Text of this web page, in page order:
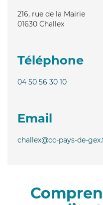
216, rue de la Mairie
01630 Challex
Téléphone
04 50 56 30 10
Email
challex@cc-pays-de-